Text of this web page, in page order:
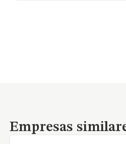
Empresas similares
Empresas